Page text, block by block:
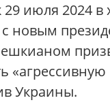
июля 2024 в
с новым
«агрессивную
Украины.